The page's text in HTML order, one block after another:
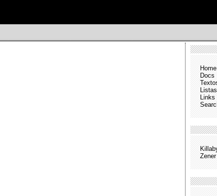
Home
Docs
Links